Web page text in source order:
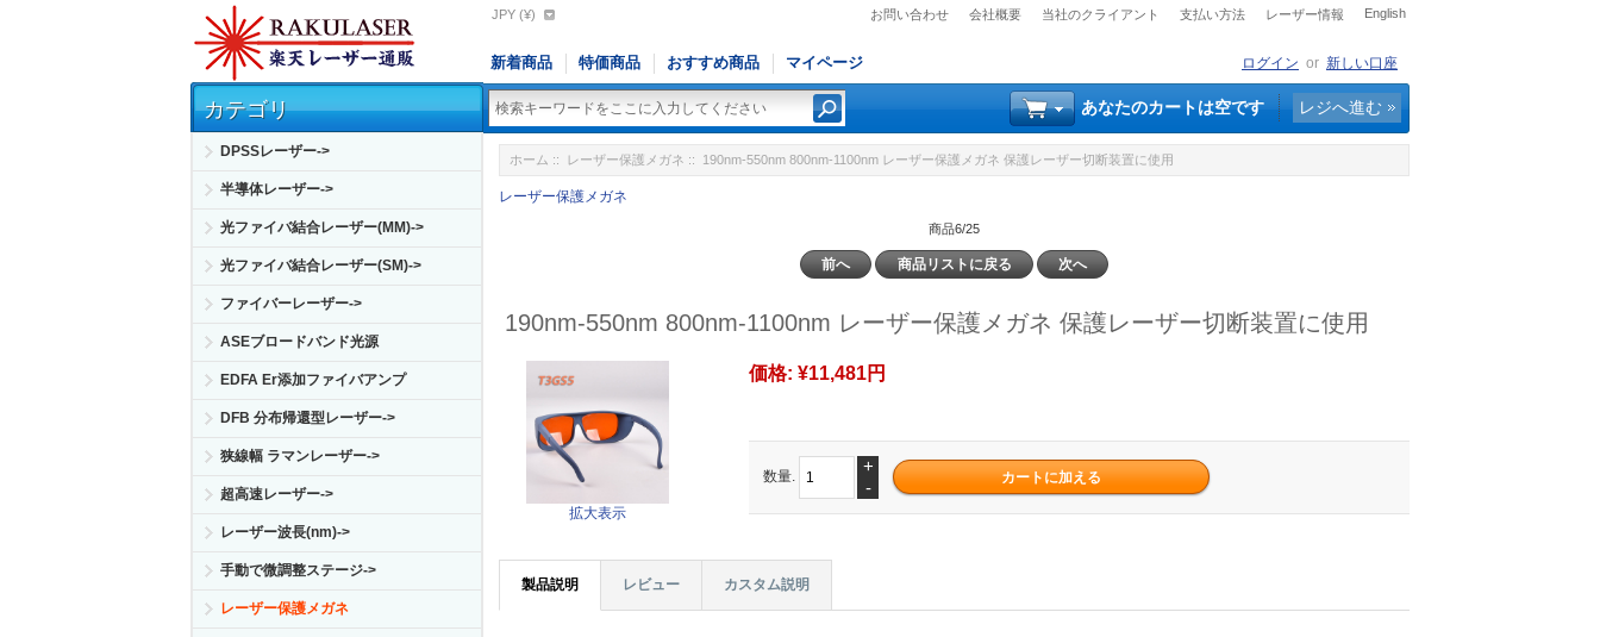
お問い合わせ 会社概要 当社のクライアント 支払い方法 レーザー情報 English
JPY (¥)
新着商品 特価商品 おすすめ商品 マイページ ログイン or 新しい口座
あなたのカートは空です レジへ進む
カテゴリ
DPSSレーザー->
半導体レーザー->
光ファイバ結合レーザー(MM)->
光ファイバ結合レーザー(SM)->
ファイバーレーザー->
ASEブロードバンド光源
EDFA Er添加ファイバアンプ
DFB 分布帰還型レーザー->
狭線幅 ラマンレーザー->
超高速レーザー->
レーザー波長(nm)->
手動で微調整ステージ->
レーザー保護メガネ
ホーム :: レーザー保護メガネ :: 190nm-550nm 800nm-1100nm レーザー保護メガネ 保護レーザー切断装置に使用
レーザー保護メガネ
商品6/25
前へ 商品リストに戻る 次へ
190nm-550nm 800nm-1100nm レーザー保護メガネ 保護レーザー切断装置に使用
拡大表示
価格:¥11,481円
数量.
+
-
製品説明 レビュー カスタム説明